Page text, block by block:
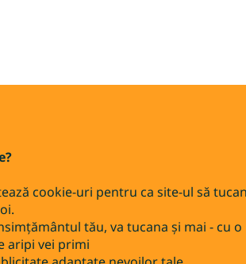
cookie-uri pentru ca site-ul să
tău, va tucana și mai - cu o
aripi vei primi